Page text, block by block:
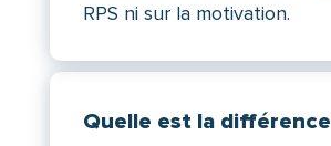
RPS ni sur la motivation.
Quelle est la différence